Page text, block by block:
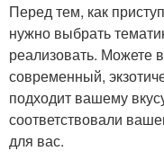
Перед тем, как
нужно выбрать
реализовать. Можете
современный,
подходит вашему
соответствовали
для вас.